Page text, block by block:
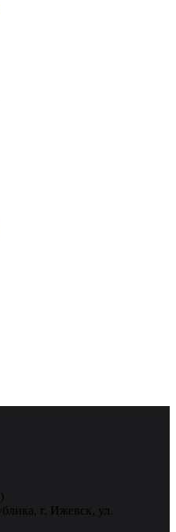
г. Ижевск, ул.